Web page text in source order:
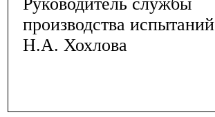
производства испытаний
Н.А. Хохлова